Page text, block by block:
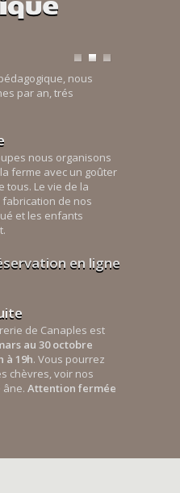
nous
par an, trés
nous organisons
ferme avec un goûter
tous. Le vie de la
de nos
et les enfants
en ligne
de Canaples est
au 30 octobre
à 19h. Vous pourrez
chèvres, voir nos
âne. Attention fermée